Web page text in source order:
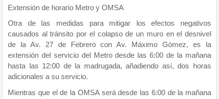
Extensión de horario Metro y OMSA
Otra de las medidas para mitigar los efectos negativos
causados al tránsito por el colapso de un muro en el desnivel
de la Av. 27 de Febrero con Av. Máximo Gómez, es la
extensión del servicio del Metro desde las 6:00 de la mañana
hasta las 12:00 de la madrugada, añadiendo así, dos horas
adicionales a su servicio.
Mientras que el de la OMSA será desde las 6:00 de la mañana